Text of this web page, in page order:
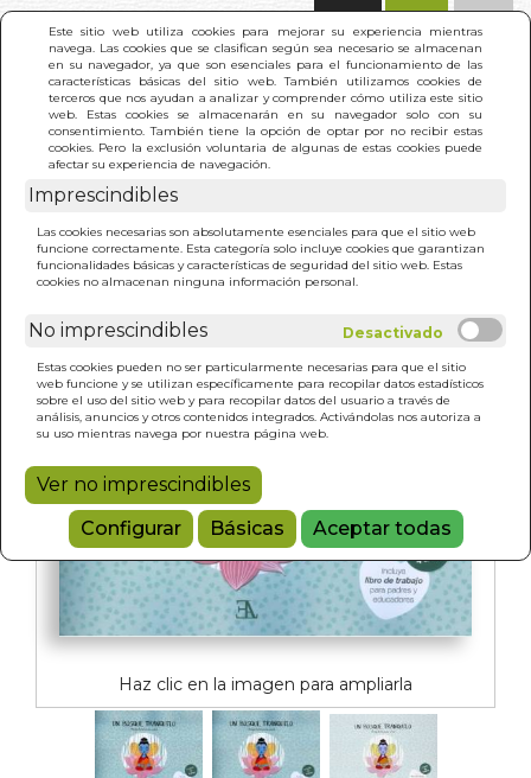
Este sitio web utiliza cookies para mejorar su experiencia mientras
navega. Las cookies que se clasifican según sea necesario se almacenan
en su navegador, ya que son esenciales para el funcionamiento de las
características básicas del sitio web. También utilizamos cookies de
terceros que nos ayudan a analizar y comprender cómo utiliza este sitio
web. Estas cookies se almacenarán en su navegador solo con su
consentimiento. También tiene la opción de optar por no recibir estas
cookies. Pero la exclusión voluntaria de algunas de estas cookies puede
afectar su experiencia de navegación.
Imprescindibles
Las cookies necesarias son absolutamente esenciales para que el sitio web
funcione correctamente. Esta categoría solo incluye cookies que garantizan
funcionalidades básicas y características de seguridad del sitio web. Estas
cookies no almacenan ninguna información personal.
No imprescindibles
Estas cookies pueden no ser particularmente necesarias para que el sitio
web funcione y se utilizan específicamente para recopilar datos estadísticos
sobre el uso del sitio web y para recopilar datos del usuario a través de
análisis, anuncios y otros contenidos integrados. Activándolas nos autoriza a
su uso mientras navega por nuestra página web.
Ver no imprescindibles
Configurar
Básicas Aceptar todas
INICIO >
PARA NIÑOS
Haz clic en la imagen para ampliarla